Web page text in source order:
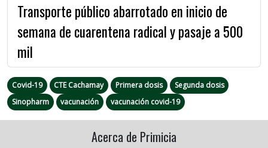
Transporte público abarrotado en inicio de
semana de cuarentena radical y pasaje a 500
mil
Covid-19 CTE Cachamay Primera dosis
Segunda dosis
Sinopharm
vacunación vacunación covid-19
Acerca de Primicia